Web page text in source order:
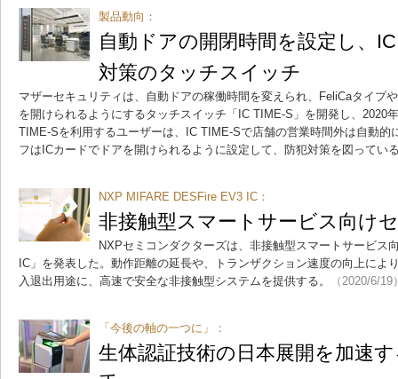
製品動向：
自動ドアの開閉時間を設定し、
対策のタッチスイッチ
マザーセキュリティは、自動ドアの稼働時間を変えられ、FeliCaタイプ
を開けられるようにするタッチスイッチ「IC TIME-S」を開発し、2020
TIME-Sを利用するユーザーは、IC TIME-Sで店舗の営業時間外は自動的
フはICカードでドアを開けられるように設定して、防犯対策を図ってい
NXP MIFARE DESFire EV3 IC：
非接触型スマートサービス向け
NXPセミコンダクターズは、非接触型スマートサービス
IC」を発表した。動作距離の延長や、トランザクション速度の向上によ
入退出用途に、高速で安全な非接触型システムを提供する。
（2020/6/19
「今後の軸の一つに」：
生体認証技術の日本展開を加速